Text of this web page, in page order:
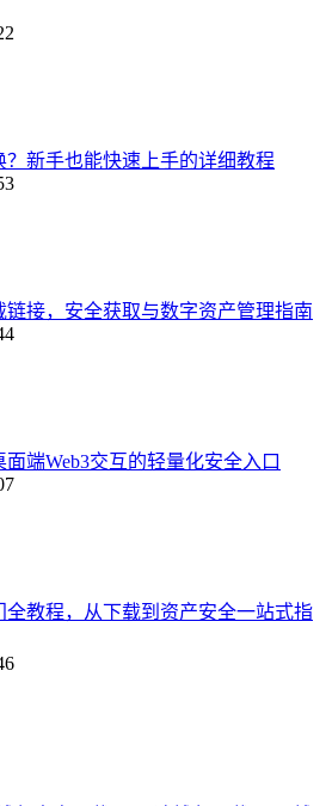
？新手也能快速上手的详细教程
链接，安全获取与数字资产管理指南
面端Web3交互的轻量化安全入口
全教程，从下载到资产安全一站式指